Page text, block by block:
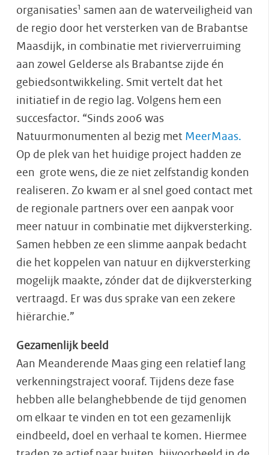
organisaties1 samen aan de waterveiligheid van
de regio door het versterken van de Brabantse
Maasdijk, in combinatie met rivierverruiming
aan zowel Gelderse als Brabantse zijde én
gebiedsontwikkeling. Smit vertelt dat het
initiatief in de regio lag. Volgens hem een
succesfactor. “Sinds 2006 was
Natuurmonumenten al bezig met MeerMaas.
Op de plek van het huidige project hadden ze
een grote wens, die ze niet zelfstandig konden
realiseren. Zo kwam er al snel goed contact met
de regionale partners over een aanpak voor
meer natuur in combinatie met dijkversterking.
Samen hebben ze een slimme aanpak bedacht
die het koppelen van natuur en dijkversterking
mogelijk maakte, zónder dat de dijkversterking
vertraagd. Er was dus sprake van een zekere
hiërarchie.”
Gezamenlijk beeld
Aan Meanderende Maas ging een relatief lang
verkenningstraject vooraf. Tijdens deze fase
hebben alle belanghebbende de tijd genomen
om elkaar te vinden en tot een gezamenlijk
eindbeeld, doel en verhaal te komen. Hiermee